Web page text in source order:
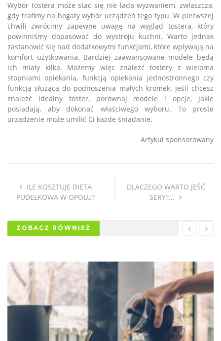
Wybór tostera może stać się nie lada wyzwaniem, zwłaszcza,
gdy trafimy na bogaty wybór urządzeń tego typu. W pierwszej
chwili zwrócimy zapewne uwagę na wygląd tostera, który
powinniśmy dopasować do wystroju kuchni. Warto jednak
zastanowić się nad dodatkowymi funkcjami, które wpływają na
komfort użytkowania. Bardziej zaawansowane modele będą
ich miały kilka. Możemy więc znaleźć tostery z wieloma
stopniami opiekania, funkcją opiekania jednostronnego czy
funkcją służącą do podnoszenia małych kromek. Jeśli chcesz
znaleźć idealny toster, porównaj modele i opcje, jakie
posiadają, aby dokonać właściwego wyboru. To proste
urządzenie może umilić Ci każde śniadanie.
Artykuł sponsorowany
ILE KOSZTUJE DIETA
PUDEŁKOWA W OPOLU?
DLACZEGO WARTO JEŚĆ
SERY?...
ZOBACZ RÓWNIEŻ